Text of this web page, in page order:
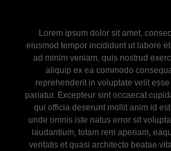
Lorem ipsum dolor sit amet,
eiusmod tempor incididunt ut labore
ad minim veniam, quis nostrud
aliquip ex ea commodo
reprehenderit in voluptate velit
pariatur. Excepteur sint occaecat
qui officia deserunt mollit anim id
unde omnis iste natus error sit
laudantium, totam rem aperiam,
veritatis et quasi architecto beatae